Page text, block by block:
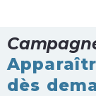
dès